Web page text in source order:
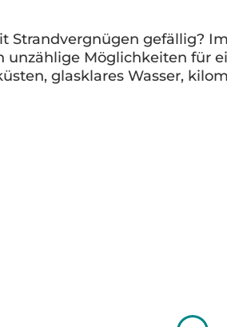
Strandvergnügen gefällig?
unzählige Möglichkeiten für
glasklares Wasser,